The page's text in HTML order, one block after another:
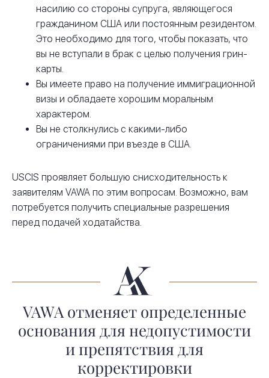
насилию со стороны супруга, являющегося
гражданином США или постоянным резидентом.
Это необходимо для того, чтобы показать, что
вы не вступали в брак с целью получения грин-
карты.
Вы имеете право на получение иммиграционной
визы и обладаете хорошим моральным
характером.
Вы не столкнулись с какими-либо
ограничениями при въезде в США.
USCIS проявляет большую снисходительность к
заявителям VAWA по этим вопросам. Возможно, вам
потребуется получить специальные разрешения
перед подачей ходатайства.
VAWA отменяет определенные
основания для недопустимости
и препятствия для
корректировки